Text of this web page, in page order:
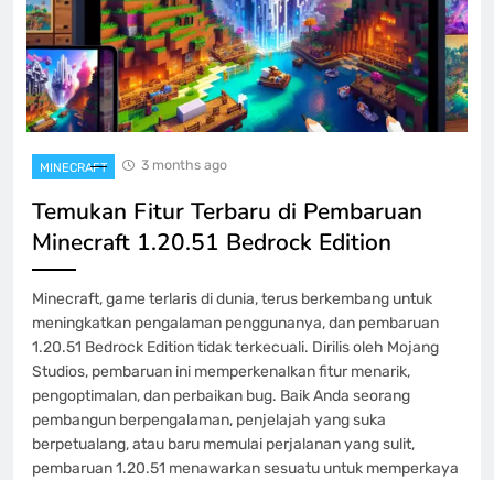
MINECRAFT 3 months ago
Temukan Fitur Terbaru di Pembaruan
Minecraft 1.20.51 Bedrock Edition
Minecraft, game terlaris di dunia, terus berkembang untuk
meningkatkan pengalaman penggunanya, dan pembaruan
1.20.51 Bedrock Edition tidak terkecuali. Dirilis oleh Mojang
Studios, pembaruan ini memperkenalkan fitur menarik,
pengoptimalan, dan perbaikan bug. Baik Anda seorang
pembangun berpengalaman, penjelajah yang suka
berpetualang, atau baru memulai perjalanan yang sulit,
pembaruan 1.20.51 menawarkan sesuatu untuk memperkaya